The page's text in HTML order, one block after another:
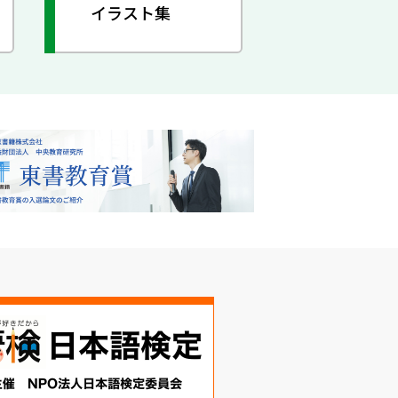
イラスト集